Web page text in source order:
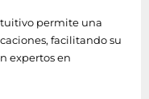
WF-3640DTWF -
WF-3620DWF -
WF-2750DWF -
permite una
facilitando su
expertos en